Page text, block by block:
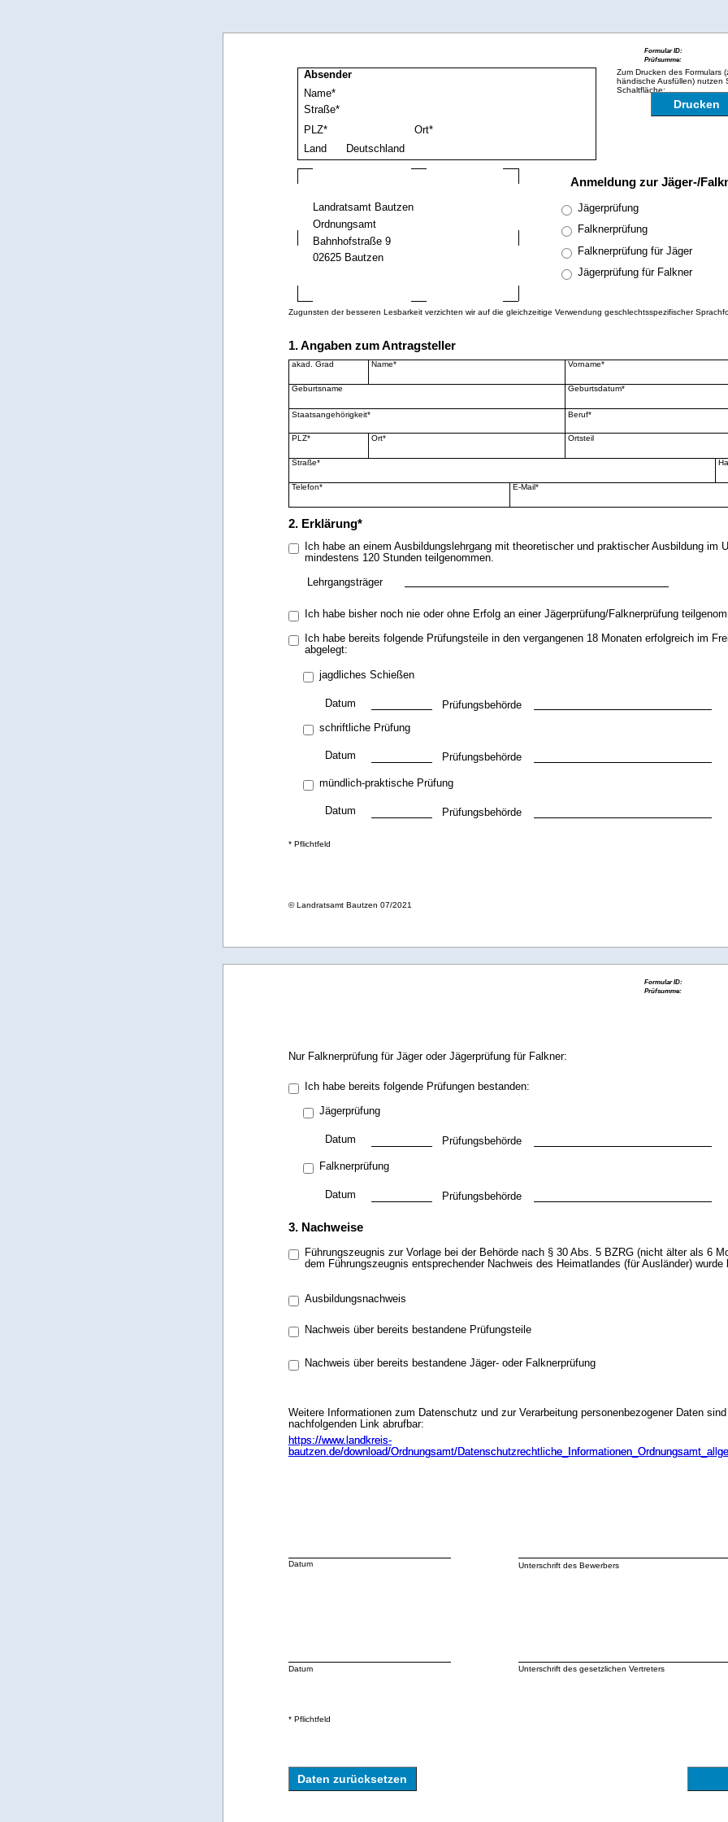
© Landratsamt Bautzen 07/2021
Zugunsten der besseren Lesbarkeit verzichten wir auf die gleichzeitige Verwendung geschlechtsspezifischer
Absender
Name*
Straße*
PLZ*
Land
Ort*
Zum Drucken des Formulars
händische Ausfüllen) nutzen
Schaltfläche:
1. Angaben zum Antragsteller
Straße*
PLZ* Ort* Ortsteil
Name* Vorname*
Telefon* E-Mail*
Geburtsname Geburtsdatum*
2. Erklärung*
Anmeldung zur Jäger-/
Staatsangehörigkeit* Beruf*
Lehrgangsträger
Datum Prüfungsbehörde
Datum Prüfungsbehörde
Datum Prüfungsbehörde
akad. Grad
* Pflichtfeld
Drucken
Jägerprüfung
Falknerprüfung
Falknerprüfung für Jäger
Jägerprüfung für Falkner
Ich habe an einem Ausbildungslehrgang mit theoretischer und praktischer Ausbildung im
mindestens 120 Stunden teilgenommen.
Ich habe bisher noch nie oder ohne Erfolg an einer Jägerprüfung/Falknerprüfung
Ich habe bereits folgende Prüfungsteile in den vergangenen 18 Monaten erfolgreich im
abgelegt:
jagdliches Schießen
schriftliche Prüfung
mündlich-praktische Prüfung
Unterschrift des Bewerbers
* Pflichtfeld
Nur Falknerprüfung für Jäger oder Jägerprüfung für Falkner:
Datum Prüfungsbehörde
Datum Prüfungsbehörde
3. Nachweise
Unterschrift des gesetzlichen Vertreters
Weitere Informationen zum Datenschutz und zur Verarbeitung personenbezogener Daten sind
nachfolgenden Link abrufbar:
https://www.landkreis-
bautzen.de/download/Ordnungsamt/
https://www.landkreis-
bautzen.de/download/Ordnungsamt/
Datum
Datum
Ich habe bereits folgende Prüfungen bestanden:
Jägerprüfung
Falknerprüfung
Führungszeugnis zur Vorlage bei der Behörde nach § 30 Abs. 5 BZRG (nicht älter als 6
dem Führungszeugnis entsprechender Nachweis des Heimatlandes (für Ausländer) wurde
Ausbildungsnachweis
Nachweis über bereits bestandene Prüfungsteile
Nachweis über bereits bestandene Jäger- oder Falknerprüfung
Daten zurücksetzen